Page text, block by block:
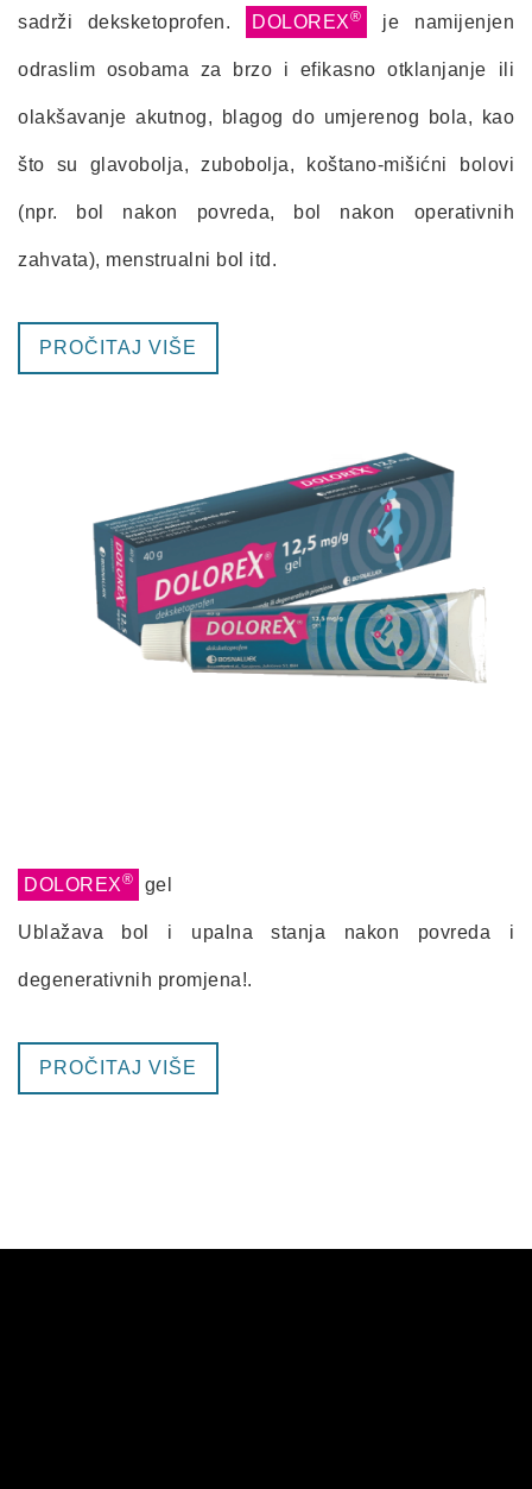
sadrži deksketoprofen. DOLOREX® je namijenjen
odraslim osobama za brzo i efikasno otklanjanje ili
olakšavanje akutnog, blagog do umjerenog bola, kao
što su glavobolja, zubobolja, koštano-mišićni bolovi
(npr. bol nakon povreda, bol nakon operativnih
zahvata), menstrualni bol itd.
PROČITAJ VIŠE
DOLOREX® gel
Ublažava bol i upalna stanja nakon povreda i
degenerativnih promjena!.
PROČITAJ VIŠE